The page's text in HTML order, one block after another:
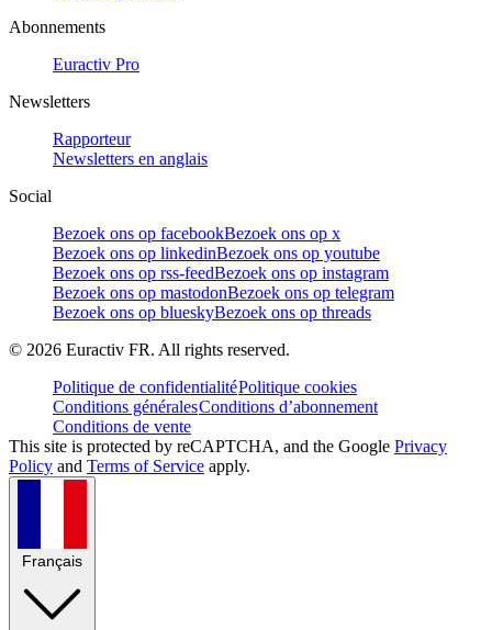
Abonnements
Euractiv Pro
Newsletters
Rapporteur
Newsletters en anglais
Social
Bezoek ons op facebookBezoek ons op x
Bezoek ons op linkedinBezoek ons op youtube
Bezoek ons op rss-feedBezoek ons op instagram
Bezoek ons op mastodonBezoek ons op telegram
Bezoek ons op blueskyBezoek ons op threads
© 2026 Euractiv FR. All rights reserved.
Politique de confidentialitéPolitique cookies
Conditions généralesConditions d’abonnement
Conditions de vente
This site is protected by reCAPTCHA, and the Google Privacy
Policy and Terms of Service apply.
Français